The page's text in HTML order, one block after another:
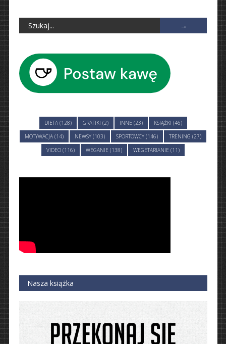
DIETA (128) GRAFIKI (2) INNE (23)
KSIĄŻKI (46)
MOTYWACJA (14)
NEWSY (103) SPORTOWCY (146)
TRENING (27)
VIDEO (116)
WEGANIE (138) WEGETARIANIE (11)
Nasza książka